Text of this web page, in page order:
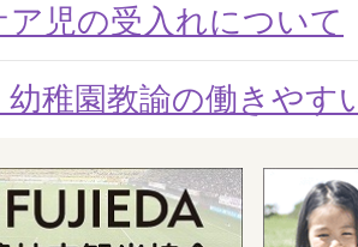
ア児の受入れについて
幼稚園教諭の働きやす